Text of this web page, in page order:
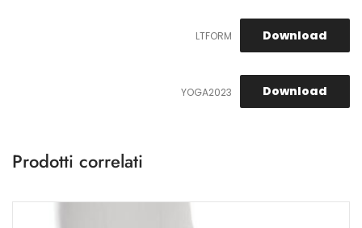
LTFORM Download
YOGA2023 Download
Prodotti correlati